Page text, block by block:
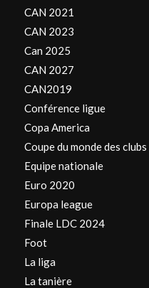
CAN 2021
CAN 2023
Can 2025
CAN 2027
CAN2019
Conférence ligue
Copa America
Coupe du monde des clubs
Equipe nationale
Euro 2020
Europa league
Finale LDC 2024
Foot
La liga
La tanière